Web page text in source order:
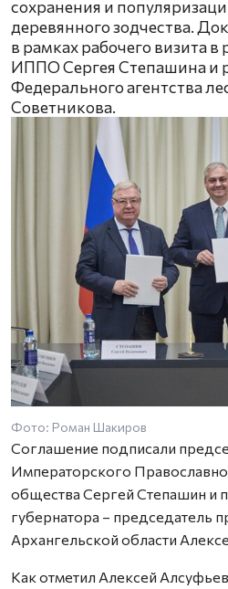
сохранения и
деревянного зодчества.
в рамках рабочего визита в
ИППО Сергея Степашина и
Федерального агентства
Советникова.
Фото: Роман Шакиров
Соглашение подписали
Императорского
общества Сергей Степашин и
губернатора – председатель
Архангельской области
Как отметил Алексей